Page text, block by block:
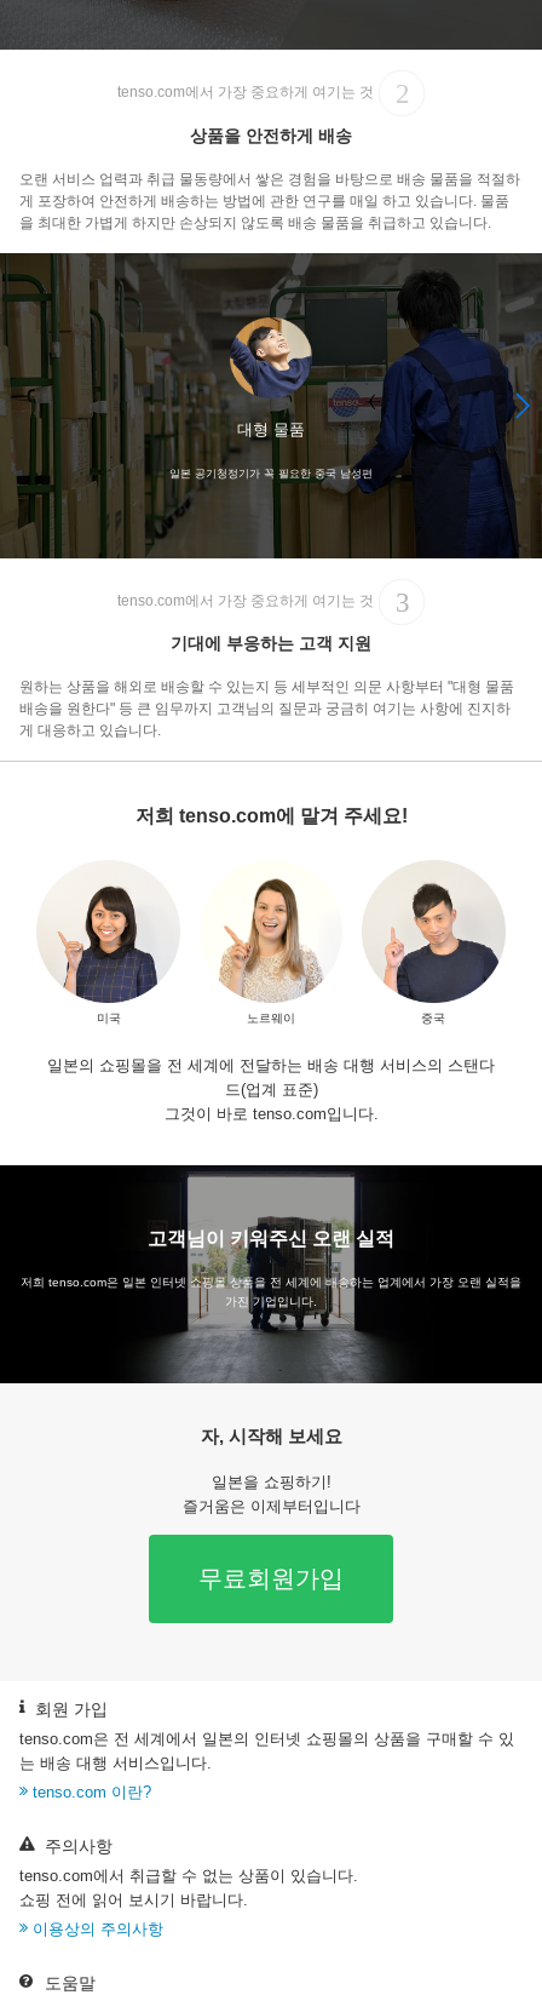
tenso.com에서 가장 중요하게 여기는 것
상품을 안전하게 배송
오랜 서비스 업력과 취급 물동량에서 쌓은 경험을 바탕으로 배송 물품을 적절하
게 포장하여 안전하게 배송하는 방법에 관한 연구를 매일 하고 있습니다. 물품
을 최대한 가볍게 하지만 손상되지 않도록 배송 물품을 취급하고 있습니다.
대형 물품
일본 공기청정기가 꼭 필요한 중국 남성편
tenso.com에서 가장 중요하게 여기는 것
기대에 부응하는 고객 지원
원하는 상품을 해외로 배송할 수 있는지 등 세부적인 의문 사항부터 "대형 물품
배송을 원한다" 등 큰 임무까지 고객님의 질문과 궁금히 여기는 사항에 진지하
게 대응하고 있습니다.
저희 tenso.com에 맡겨 주세요!
미국 노르웨이 중국
일본의 쇼핑몰을 전 세계에 전달하는 배송 대행 서비스의 스탠다
드(업계 표준)
그것이 바로 tenso.com입니다.
고객님이 키워주신 오랜 실적
저희 tenso.com은 일본 인터넷 쇼핑몰 상품을 전 세계에 배송하는 업계에서 가장 오랜 실적을
가진 기업입니다.
자, 시작해 보세요
일본을 쇼핑하기!
즐거움은 이제부터입니다
무료회원가입
회원 가입
tenso.com은 전 세계에서 일본의 인터넷 쇼핑몰의 상품을 구매할 수 있
는 배송 대행 서비스입니다.
tenso.com 이란?
주의사항
tenso.com에서 취급할 수 없는 상품이 있습니다.
쇼핑 전에 읽어 보시기 바랍니다.
이용상의 주의사항
도움말